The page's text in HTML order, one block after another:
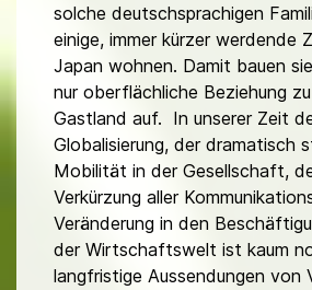
solche deutschsprachigen
einige, immer kürzer werdende
Japan wohnen. Damit bauen
nur oberflächliche Beziehung
Gastland auf. In unserer Zeit
Globalisierung, der dramatisch
Mobilität in der Gesellschaft,
Verkürzung aller
Veränderung in den
der Wirtschaftswelt ist kaum
langfristige Aussendungen von